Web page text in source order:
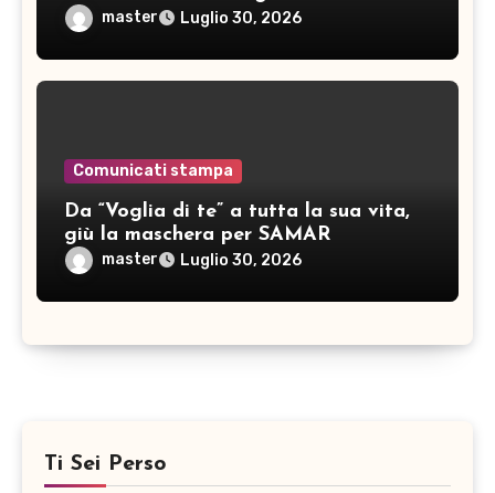
master Luglio 30, 2026
Comunicati stampa
Da “Voglia di te” a tutta la sua vita,
giù la maschera per SAMAR
master Luglio 30, 2026
Ti Sei Perso